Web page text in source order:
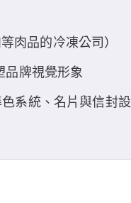
肉品的冷凍公司）
品牌視覺形象
系統、名片與信封設